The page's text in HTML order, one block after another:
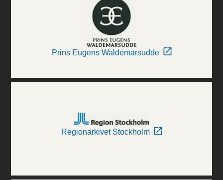
Prins Eugens Waldemarsudde
Regionarkivet Stockholm